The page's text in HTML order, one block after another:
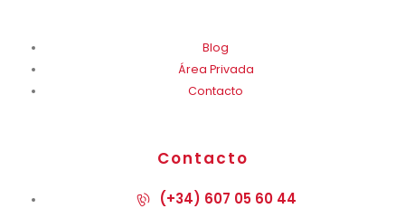
Blog
Área Privada
Contacto
Contacto
(+34) 607 05 60 44